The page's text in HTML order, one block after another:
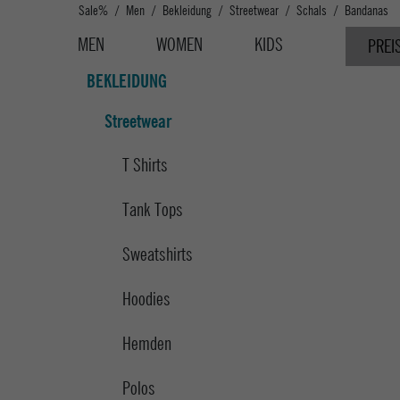
Sale% Men Bekleidung Streetwear Schals Bandanas
MEN WOMEN KIDS
BEKLEIDUNG
Streetwear
T Shirts
Tank Tops
Sweatshirts
Hoodies
Hemden
Polos